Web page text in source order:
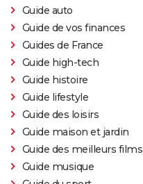
Guide auto
Guide de vos finances
Guides de France
Guide high-tech
Guide histoire
Guide lifestyle
Guide des loisirs
Guide maison et jardin
Guide des meilleurs films
Guide musique